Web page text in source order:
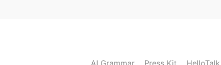
AI Grammar Press Kit